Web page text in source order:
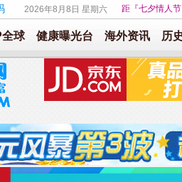
2026年8月8日 星期六 距『七夕情人
球 健康曝光台 海外资讯 历